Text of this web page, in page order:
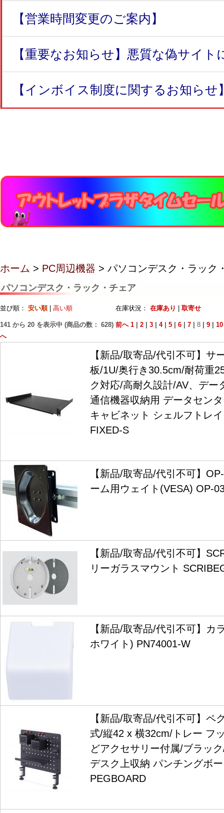
【営業時間変更のご案内】
【重要なお知らせ】悪質な偽サイト
【インボイス制度に関するお知らせ
ホーム > PC周辺機器 > パソコンデスク・ラック
パソコンデスク・ラック・チェア
並び順： 安い順| 高い順 在庫状況： 在庫あり 取寄せ
141 から 20 を表示中 (商品の数： 628) 前へ 1 2 3 4| 5 6 7 8 9 10
へ
【新品/取寄品/代引不可】サ
板/1U/奥行き30.5cm/耐荷重
ク対応/高耐久設計/AV、デー
通信機器収納用 データセン
キャビネット シェルフトレ
FIXED-S
【新品/取寄品/代引不可】
ーム用ウェイト(VESA) OP-
【新品/取寄品/代引不可】
リーガラスマウント
【新品/取寄品/代引不可】カ
ホワイト) PN74001-W
【新品/取寄品/代引不可】ペ
式/縦42 x 横32cm/トレー フ
どアクセサリー付属/ブラッ
デスク上収納 パンチングボ
PEGBOARD